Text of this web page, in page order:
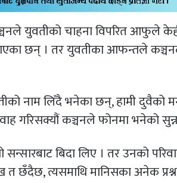
युवतीको चाहना विपरित आफुले
छन् । तर युवतीका आफन्तले
नाम लिँदै भनेका छन्, हामी दुवैको
गरिसक्यौं कञ्चनले फोनमा भनेको
सन्सारबाट बिदा लिए । तर उनको
त छँदैछ, त्यसमाथि मानिसका अनेक